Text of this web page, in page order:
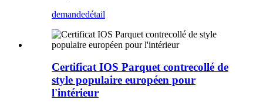
demandedétail
Certificat IOS Parquet contrecollé de
style populaire européen pour
l'intérieur